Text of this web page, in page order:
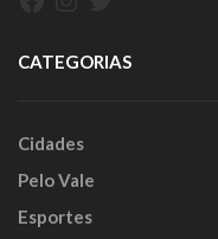
CATEGORIAS
Cidades
Pelo Vale
Esportes